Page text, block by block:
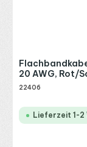
20 AWG, Rot/
22406
Lieferzeit 1-2